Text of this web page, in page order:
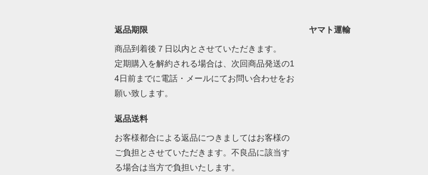
返品期限
商品到着後７日以内とさせていただきます。
定期購入を解約される場合は、次回商品発送の1
4日前までに電話・メールにてお問い合わせをお
願い致します。
返品送料
お客様都合による返品につきましてはお客様の
ご負担とさせていただきます。不良品に該当す
る場合は当方で負担いたします。
ヤマト運輸